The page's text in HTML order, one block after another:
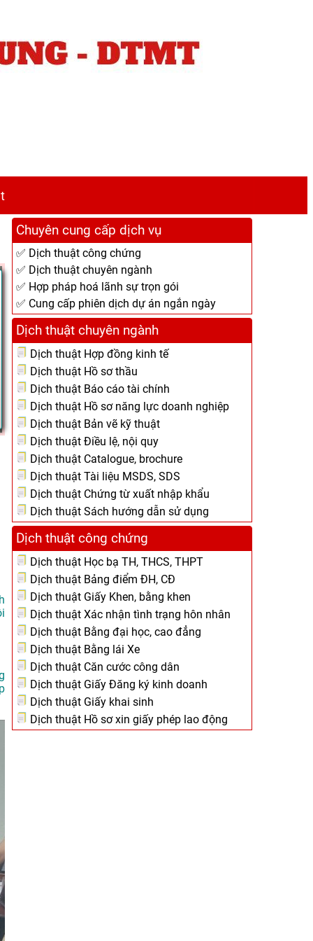
Chuyên cung cấp dịch vụ
✅ Dịch thuật công chứng
✅ Dịch thuật chuyên ngành
✅ Hợp pháp hoá lãnh sự trọn gói
✅ Cung cấp phiên dịch dự án ngắn ngày
Dịch thuật chuyên ngành
Dịch thuật Hợp đồng kinh tế
Dịch thuật Hồ sơ thầu
Dịch thuật Báo cáo tài chính
Dịch thuật Hồ sơ năng lực doanh nghiệp
Dịch thuật Bản vẽ kỹ thuật
Dịch thuật Điều lệ, nội quy
Dịch thuật Catalogue, brochure
Dịch thuật Tài liệu MSDS, SDS
Dịch thuật Chứng từ xuất nhập khẩu
Dịch thuật Sách hướng dẫn sử dụng
Dịch thuật công chứng
Dịch thuật Học bạ TH, THCS, THPT
Dịch thuật Bảng điểm ĐH, CĐ
Dịch thuật Giấy Khen, bằng khen
Dịch thuật Xác nhận tình trạng hôn nhân
Dịch thuật Bằng đại học, cao đẳng
Dịch thuật Bằng lái Xe
Dịch thuật Căn cước công dân
Dịch thuật Giấy Đăng ký kinh doanh
Dịch thuật Giấy khai sinh
Dịch thuật Hồ sơ xin giấy phép lao động